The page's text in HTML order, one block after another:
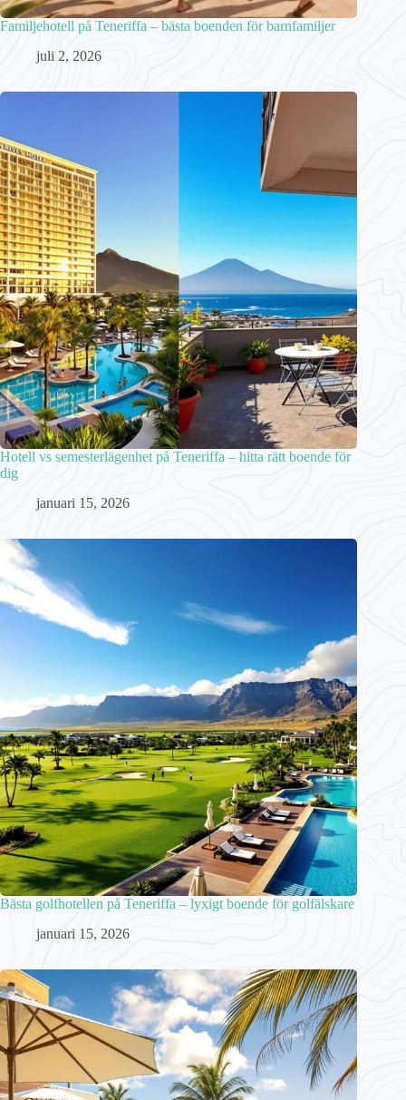
Familjehotell på Teneriffa – bästa boenden för barnfamiljer
juli 2, 2026
Hotell vs semesterlägenhet på Teneriffa – hitta rätt boende för
dig
januari 15, 2026
Bästa golfhotellen på Teneriffa – lyxigt boende för golfälskare
januari 15, 2026